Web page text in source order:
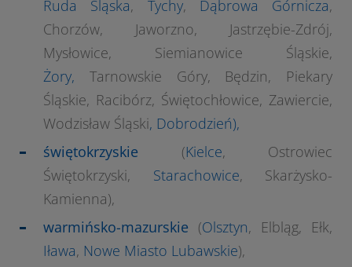
Ruda Śląska, Tychy, Dąbrowa Górnicza,
Chorzów, Jaworzno, Jastrzębie-Zdrój,
Mysłowice, Siemianowice Śląskie,
Żory, Tarnowskie Góry, Będzin, Piekary
Śląskie, Racibórz, Świętochłowice, Zawiercie,
Wodzisław Śląski, Dobrodzień),
świętokrzyskie (Kielce, Ostrowiec
Świętokrzyski, Starachowice, Skarżysko-
Kamienna),
warmińsko-mazurskie (Olsztyn, Elbląg, Ełk,
Iława, Nowe Miasto Lubawskie),